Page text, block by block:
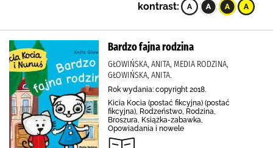
kontrast:
Bardzo fajna rodzina
GŁOWIŃSKA, ANITA, MEDIA RODZINA,
GŁOWIŃSKA, ANITA.
Rok wydania: copyright 2018.
Kicia Kocia (postać fikcyjna) (postać
fikcyjna), Rodzeństwo, Rodzina,
Broszura, Książka-zabawka,
Opowiadania i nowele